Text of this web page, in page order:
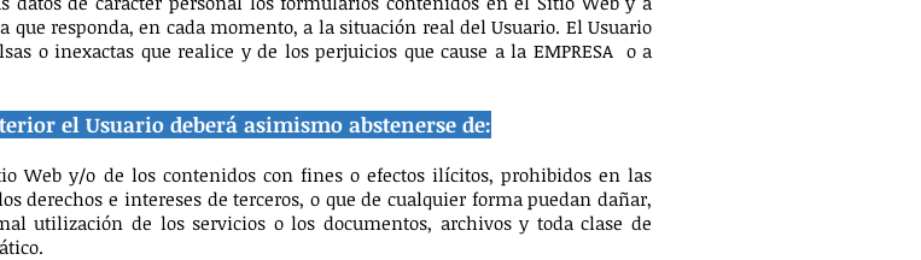
responda, en cada momento, a la situación real del Usuario. El Usuario
o inexactas que realice y de los perjuicios que cause a la EMPRESA o a
el Usuario deberá asimismo abstenerse de:
Web y/o de los contenidos con fines o efectos ilícitos, prohibidos en las
derechos e intereses de terceros, o que de cualquier forma puedan dañar,
utilización de los servicios o los documentos, archivos y toda clase de